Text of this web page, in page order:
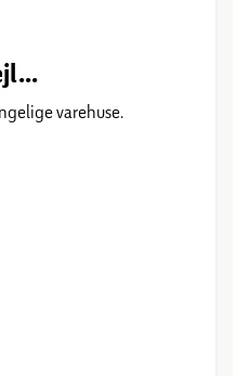
varehuse.